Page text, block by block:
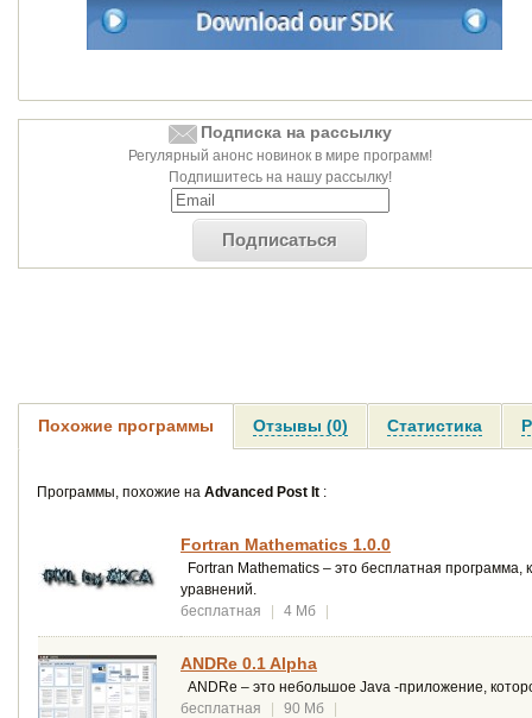
Подписка на рассылку
Регулярный анонс новинок в мире программ!
Подпишитесь на нашу рассылку!
Подписаться
Похожие программы Отзывы (0) Статистика
Программы, похожие на Advanced Post It :
Fortran Mathematics 1.0.0
Fortran Mathematics – это бесплатная
уравнений.
бесплатная
| 4 Мб |
ANDRe 0.1 Alpha
ANDRe – это небольшое Java -приложение,
бесплатная
| 90 Мб |